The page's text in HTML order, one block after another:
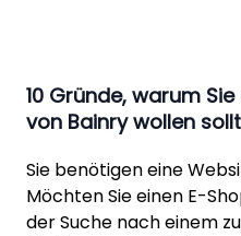
10 Gründe, warum
von Bainry wollen
Sie benötigen eine
Möchten Sie einen E-
der Suche nach einem